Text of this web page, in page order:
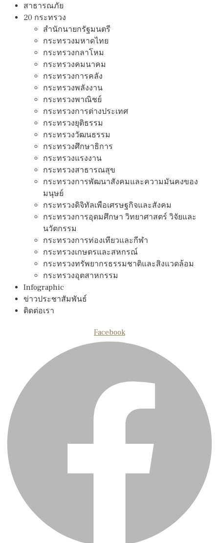
สาธารณภัย
20 กระทรวง
สํานักนายกรัฐมนตรี
กระทรวงมหาดไทย
กระทรวงกลาโหม
กระทรวงคมนาคม
กระทรวงการคลัง
กระทรวงพลังงาน
กระทรวงพาณิชย์
กระทรวงการต่างประเทศ
กระทรวงยุติธรรม
กระทรวงวัฒนธรรม
กระทรวงศึกษาธิการ
กระทรวงแรงงาน
กระทรวงสาธารณสุข
กระทรวงการพัฒนาสังคมและความมันคงของ
มนุษย์
กระทรวงดิจิทัลเพือเศรษฐกิจและสังคม
กระทรวงการอุดมศึกษา วิทยาศาสตร์ วิจัยและ
นวัตกรรม
กระทรวงการท่องเทียวและกีฬา
กระทรวงเกษตรและสหกรณ์
กระทรวงทรัพยากรธรรมชาติและสิงแวดล้อม
กระทรวงอุตสาหกรรม
Infographic
ข่าวประชาสัมพันธ์
ติดต่อเรา
Facebook